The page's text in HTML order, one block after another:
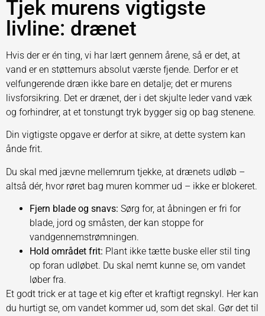
Tjek murens vigtigste
livline: drænet
Hvis der er én ting, vi har lært gennem årene, så er det, at
vand er en støttemurs absolut værste fjende. Derfor er et
velfungerende dræn ikke bare en detalje; det er murens
livsforsikring. Det er drænet, der i det skjulte leder vand væk
og forhindrer, at et tonstungt tryk bygger sig op bag stenene.
Din vigtigste opgave er derfor at sikre, at dette system kan
ånde frit.
Du skal med jævne mellemrum tjekke, at drænets udløb –
altså dér, hvor røret bag muren kommer ud – ikke er blokeret.
Fjern blade og snavs: Sørg for, at åbningen er fri for
blade, jord og småsten, der kan stoppe for
vandgennemstrømningen.
Hold området frit: Plant ikke tætte buske eller stil ting
op foran udløbet. Du skal nemt kunne se, om vandet
løber fra.
Et godt trick er at tage et kig efter et kraftigt regnskyl. Her kan
du hurtigt se, om vandet kommer ud, som det skal. Gør det til